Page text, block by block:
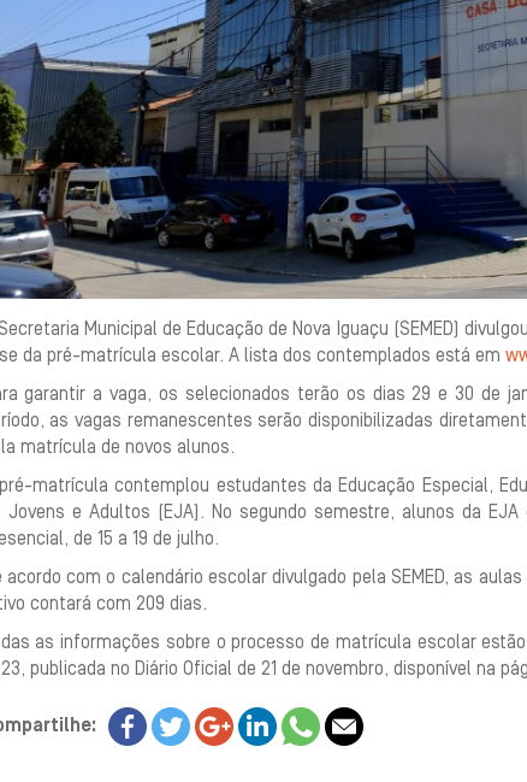
Municipal de Educação de Nova Iguaçu (SEMED)
da pré-matrícula escolar. A lista dos contemplados está em
garantir a vaga, os selecionados terão os dias 29 e 30 de
as vagas remanescentes serão disponibilizadas
matrícula de novos alunos.
matrícula contemplou estudantes da Educação Especial,
Jovens e Adultos (EJA). No segundo semestre, alunos da
de 15 a 19 de julho.
acordo com o calendário escolar divulgado pela SEMED, as
contará com 209 dias.
as informações sobre o processo de matrícula escolar estão
publicada no Diário Oficial de 21 de novembro, disponível na